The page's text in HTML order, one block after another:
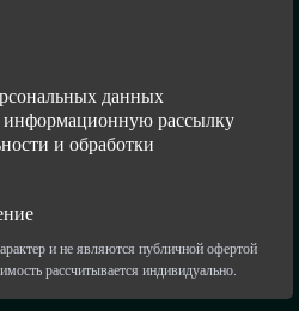
данных
рассылку
и обработки
и не являются публичной офертой
рассчитывается индивидуально.